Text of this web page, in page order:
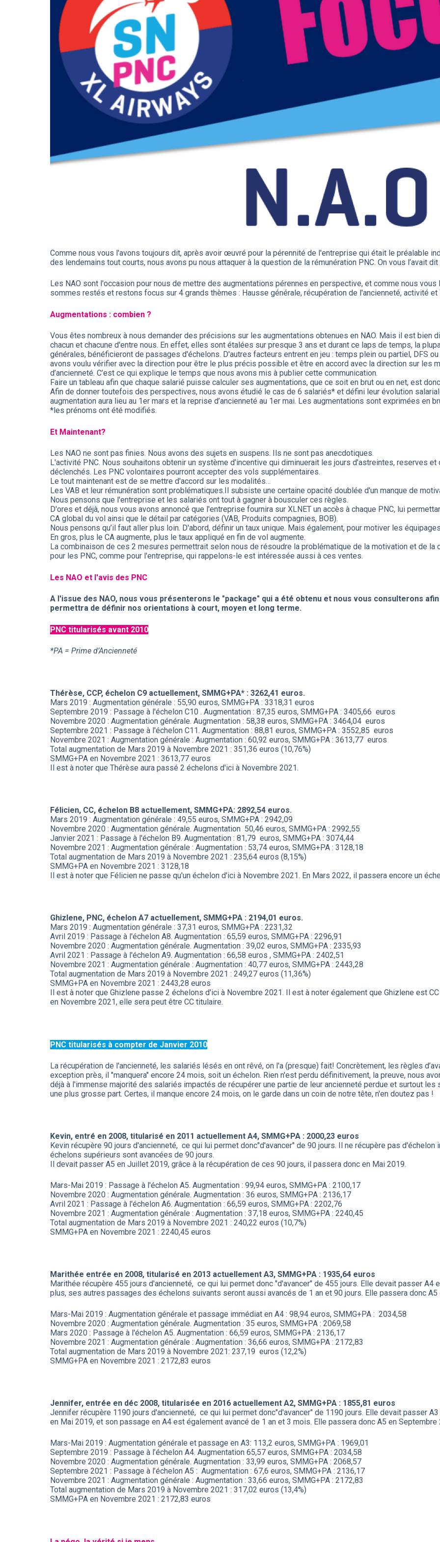
Comme nous vous l'avons toujours dit, après avoir œuvré pour la pérennité de l'entreprise qui était le préalable
des lendemains tout courts, nous avons pu nous attaquer à la question de la rémunération PNC. On vous l’avait
Les NAO sont l'occasion pour nous de mettre des augmentations pérennes en perspective, et comme nous
sommes restés et restons focus sur 4 grands thèmes : Hausse générale, récupération de l'ancienneté, activité et
Augmentations : combien ?
Vous êtes nombreux à nous demander des précisions sur les augmentations obtenues en NAO. Mais il est bien
chacun et chacune d'entre nous. En effet, elles sont étalées sur presque 3 ans et durant ce laps de temps, la
générales, bénéficieront de passages d'échelons. D'autres facteurs entrent en jeu : temps plein ou partiel, DFS
avons voulu vérifier avec la direction pour être le plus précis possible et être en accord avec la direction sur les
d’ancienneté. C’est ce qui explique le temps que nous avons mis à publier cette communication.
Faire un tableau afin que chaque salarié puisse calculer ses augmentations, que ce soit en brut ou en net, est
Afin de donner toutefois des perspectives, nous avons étudié le cas de 6 salariés* et défini leur évolution
augmentation aura lieu au 1er mars et la reprise d’ancienneté au 1er mai. Les augmentations sont exprimées
*les prénoms ont été modifiés.
Et Maintenant?
Les NAO ne sont pas finies. Nous avons des sujets en suspens. Ils ne sont pas anecdotiques.
L'activité PNC. Nous souhaitons obtenir un système d’incentive qui diminuerait les jours d’astreintes, reserves
déclenchés. Les PNC volontaires pourront accepter des vols supplémentaires.
Le tout maintenant est de se mettre d'accord sur les modalités…
Les VAB et leur rémunération sont problématiques.Il subsiste une certaine opacité doublée d'un manque de
Nous pensons que l'entreprise et les salariés ont tout à gagner à bousculer ces règles.
D'ores et déjà, nous vous avons annoncé que l'entreprise fournira sur XLNET un accès à chaque PNC, lui
CA global du vol ainsi que le détail par catégories (VAB, Produits compagnies, BOB).
Nous pensons qu’il faut aller plus loin. D'abord, définir un taux unique. Mais également, pour motiver les
En gros, plus le CA augmente, plus le taux appliqué en fin de vol augmente.
La combinaison de ces 2 mesures permettrait selon nous de résoudre la problématique de la motivation et de
pour les PNC, comme pour l'entreprise, qui rappelons-le est intéressée aussi à ces ventes.
Les NAO et l'avis des PNC
A l'issue des NAO, nous vous présenterons le "package" qui a été obtenu et nous vous consulterons
permettra de définir nos orientations à court, moyen et long terme.
PNC titularisés avant 2010
*PA = Prime d’Ancienneté
Thérèse, CCP, échelon C9 actuellement, SMMG+PA* : 3262,41 euros.
Mars 2019 : Augmentation générale : 55,90 euros, SMMG+PA : 3318,31 euros
Septembre 2019 : Passage à l'échelon C10 . Augmentation : 87,35 euros, SMMG+PA : 3405,66 euros
Novembre 2020 : Augmentation générale. Augmentation : 58,38 euros, SMMG+PA : 3464,04 euros
Septembre 2021 : Passage à l'échelon C11. Augmentation : 88,81 euros, SMMG+PA : 3552,85 euros
Novembre 2021 : Augmentation générale : Augmentation : 60,92 euros, SMMG+PA : 3613,77 euros
Total augmentation de Mars 2019 à Novembre 2021 : 351,36 euros (10,76%)
SMMG+PA en Novembre 2021 : 3613,77 euros
Il est à noter que Thérèse aura passé 2 échelons d'ici à Novembre 2021.
Félicien, CC, échelon B8 actuellement, SMMG+PA: 2892,54 euros.
Mars 2019 : Augmentation générale : 49,55 euros, SMMG+PA : 2942,09
Novembre 2020 : Augmentation générale. Augmentation 50,46 euros, SMMG+PA : 2992,55
Janvier 2021 : Passage à l'échelon B9. Augmentation : 81,79 euros, SMMG+PA : 3074,44
Novembre 2021 : Augmentation générale : Augmentation : 53,74 euros, SMMG+PA : 3128,18
Total augmentation de Mars 2019 à Novembre 2021 : 235,64 euros (8,15%)
SMMG+PA en Novembre 2021 : 3128,18
Il est à noter que Félicien ne passe qu'un échelon d'ici à Novembre 2021. En Mars 2022, il passera encore un
Ghizlene, PNC, échelon A7 actuellement, SMMG+PA : 2194,01 euros.
Mars 2019 : Augmentation générale : 37,31 euros, SMMG+PA : 2231,32
Avril 2019 : Passage à l'échelon A8. Augmentation : 65,59 euros, SMMG+PA : 2296,91
Novembre 2020 : Augmentation générale. Augmentation : 39,02 euros, SMMG+PA : 2335,93
Avril 2021 : Passage à l'échelon A9. Augmentation : 66,58 euros , SMMG+PA : 2402,51
Novembre 2021 : Augmentation générale : Augmentation : 40,77 euros, SMMG+PA : 2443,28
Total augmentation de Mars 2019 à Novembre 2021 : 249,27 euros (11,36%)
SMMG+PA en Novembre 2021 : 2443,28 euros
Il est à noter que Ghizlene passe 2 échelons d'ici à Novembre 2021. Il est à noter également que Ghizlene est
en Novembre 2021, elle sera peut être CC titulaire.
PNC titularisés à compter de Janvier 2010
La récupération de l'ancienneté, les salariés lésés en ont rêvé, on l'a (presque) fait! Concrètement, les règles
exception près, il "manquera" encore 24 mois, soit un échelon. Rien n'est perdu définitivement, la preuve, nous
déjà à l'immense majorité des salariés impactés de récupérer une partie de leur ancienneté perdue et surtout
une plus grosse part. Certes, il manque encore 24 mois, on le garde dans un coin de notre tête, n'en doutez pas !
Kevin, entré en 2008, titularisé en 2011 actuellement A4, SMMG+PA : 2000,23 euros
Kevin récupère 90 jours d'ancienneté, ce qui lui permet donc"d'avancer" de 90 jours. Il ne récupère pas
échelons supérieurs sont avancées de 90 jours.
Il devait passer A5 en Juillet 2019, grâce à la récupération de ces 90 jours, il passera donc en Mai 2019.
Mars-Mai 2019 : Passage à l'échelon A5. Augmentation : 99,94 euros, SMMG+PA : 2100,17
Novembre 2020 : Augmentation générale. Augmentation : 36 euros, SMMG+PA : 2136,17
Avril 2021 : Passage à l'échelon A6. Augmentation : 66,59 euros, SMMG+PA : 2202,76
Novembre 2021 : Augmentation générale : Augmentation : 37,18 euros, SMMG+PA : 2240,45
Total augmentation de Mars 2019 à Novembre 2021 : 240,22 euros (10,7%)
SMMG+PA en Novembre 2021 : 2240,45 euros
Marithée entrée en 2008, titularisé en 2013 actuellement A3, SMMG+PA : 1935,64 euros
Marithée récupère 455 jours d'ancienneté, ce qui lui permet donc "d'avancer" de 455 jours. Elle devait passer
plus, ses autres passages des échelons suivants seront aussi avancés de 1 an et 90 jours. Elle passera donc A5
Mars-Mai 2019 : Augmentation générale et passage immédiat en A4 : 98,94 euros, SMMG+PA : 2034,58
Novembre 2020 : Augmentation générale. Augmentation : 35 euros, SMMG+PA : 2069,58
Mars 2020 : Passage à l'échelon A5. Augmentation : 66,59 euros, SMMG+PA : 2136,17
Novembre 2021 : Augmentation générale : Augmentation : 36,66 euros, SMMG+PA : 2172,83
Total augmentation de Mars 2019 à Novembre 2021: 237,19 euros (12,2%)
SMMG+PA en Novembre 2021 : 2172,83 euros
Jennifer, entrée en déc 2008, titularisée en 2016 actuellement A2, SMMG+PA : 1855,81 euros
Jennifer récupère 1190 jours d'ancienneté, ce qui lui permet donc"d'avancer" de 1190 jours. Elle devait passer
en Mai 2019, et son passage en A4 est également avancé de 1 an et 3 mois. Elle passera donc A5 en Septembre
Mars-Mai 2019 : Augmentation générale et passage en A3: 113,2 euros, SMMG+PA : 1969,01
Septembre 2019 : Passage à l’échelon A4. Augmentation 65,57 euros, SMMG+PA : 2034,58
Novembre 2020 : Augmentation générale. Augmentation : 33,99 euros, SMMG+PA : 2068,57
Septembre 2021 : Passage à l’échelon A5 : Augmentation : 67,6 euros, SMMG+PA : 2136,17
Novembre 2021 : Augmentation générale : Augmentation : 33,66 euros, SMMG+PA : 2172,83
Total augmentation de Mars 2019 à Novembre 2021 : 317,02 euros (13,4%)
SMMG+PA en Novembre 2021 : 2172,83 euros